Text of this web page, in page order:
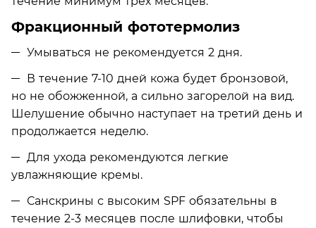
Фракционный фототермолиз
Умываться не рекомендуется 2 дня.
В течение 7-10 дней кожа будет бронзовой,
но не обожженной, а сильно загорелой на вид.
Шелушение обычно наступает на третий день и
продолжается неделю.
Для ухода рекомендуются легкие
увлажняющие кремы.
Санскрины с высоким SPF обязательны в
течение 2-3 месяцев после шлифовки, чтобы